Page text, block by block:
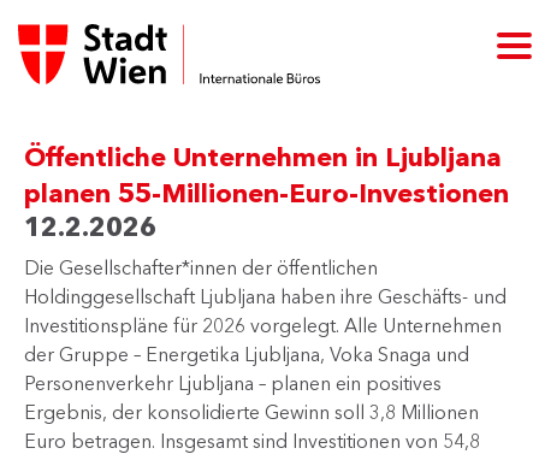
Öffentliche Unternehmen in Ljubljana
planen 55-Millionen-Euro-Investionen
12.2.2026
Die Gesellschafter*innen der öffentlichen
Holdinggesellschaft Ljubljana haben ihre Geschäfts- und
Investitionspläne für 2026 vorgelegt. Alle Unternehmen
der Gruppe – Energetika Ljubljana, Voka Snaga und
Personenverkehr Ljubljana – planen ein positives
Ergebnis, der konsolidierte Gewinn soll 3,8 Millionen
Euro betragen. Insgesamt sind Investitionen von 54,8